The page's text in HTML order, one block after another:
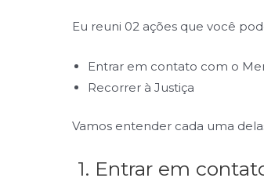
Eu reuni 02 ações que você
Entrar em contato com o
Recorrer à Justiça
Vamos entender cada uma
1. Entrar em